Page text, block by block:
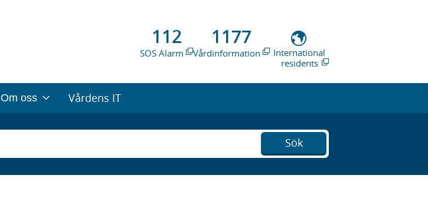
112
SOS Alarm
1177
Vårdinformation
International
residents
Om oss Vårdens IT
Sök